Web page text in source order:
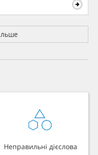
Неправильні дієслова